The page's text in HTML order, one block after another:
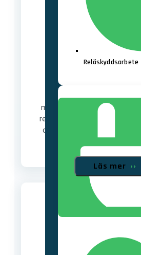
Reläskyddsarbete
Vi bygger nya driftsäkra
mottagnings- och
renoverar anläggningar upp till
oss hela kedjan från
Läs mer ››